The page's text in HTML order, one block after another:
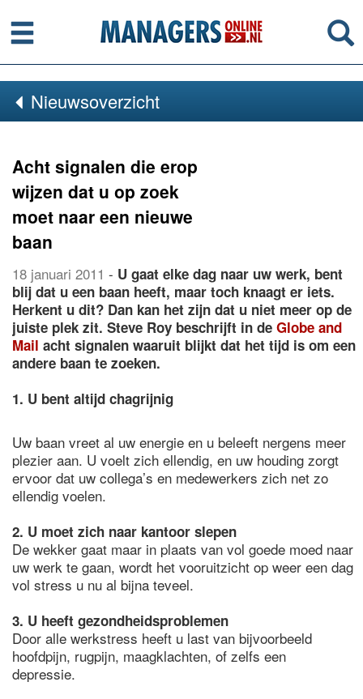
Menu
Nieuwsoverzicht
Acht signalen die erop
wijzen dat u op zoek
moet naar een nieuwe
baan
18 januari 2011 - U gaat elke dag naar uw werk, bent
blij dat u een baan heeft, maar toch knaagt er iets.
Herkent u dit? Dan kan het zijn dat u niet meer op de
juiste plek zit. Steve Roy beschrijft in de Globe and
Mail acht signalen waaruit blijkt dat het tijd is om een
andere baan te zoeken.
1. U bent altijd chagrijnig
Uw baan vreet al uw energie en u beleeft nergens meer
plezier aan. U voelt zich ellendig, en uw houding zorgt
ervoor dat uw collega’s en medewerkers zich net zo
ellendig voelen.
2. U moet zich naar kantoor slepen
De wekker gaat maar in plaats van vol goede moed naar
uw werk te gaan, wordt het vooruitzicht op weer een dag
vol stress u nu al bijna teveel.
3. U heeft gezondheidsproblemen
Door alle werkstress heeft u last van bijvoorbeeld
hoofdpijn, rugpijn, maagklachten, of zelfs een
depressie.